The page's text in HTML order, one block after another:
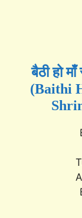
बैठी हो
(Baithi